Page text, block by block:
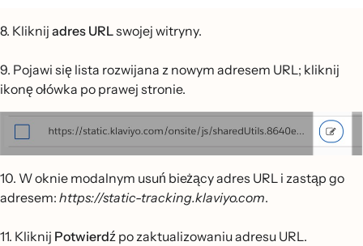
8. Kliknij adres URLswojej witryny.
9. Pojawi się lista rozwijana z nowym adresem URL; kliknij
ikonę ołówka po prawej stronie.
10. W oknie modalnym usuń bieżący adres URL i zastąp go
adresem: https://static-tracking.klaviyo.com.
11. Kliknij Potwierdź po zaktualizowaniu adresu URL.